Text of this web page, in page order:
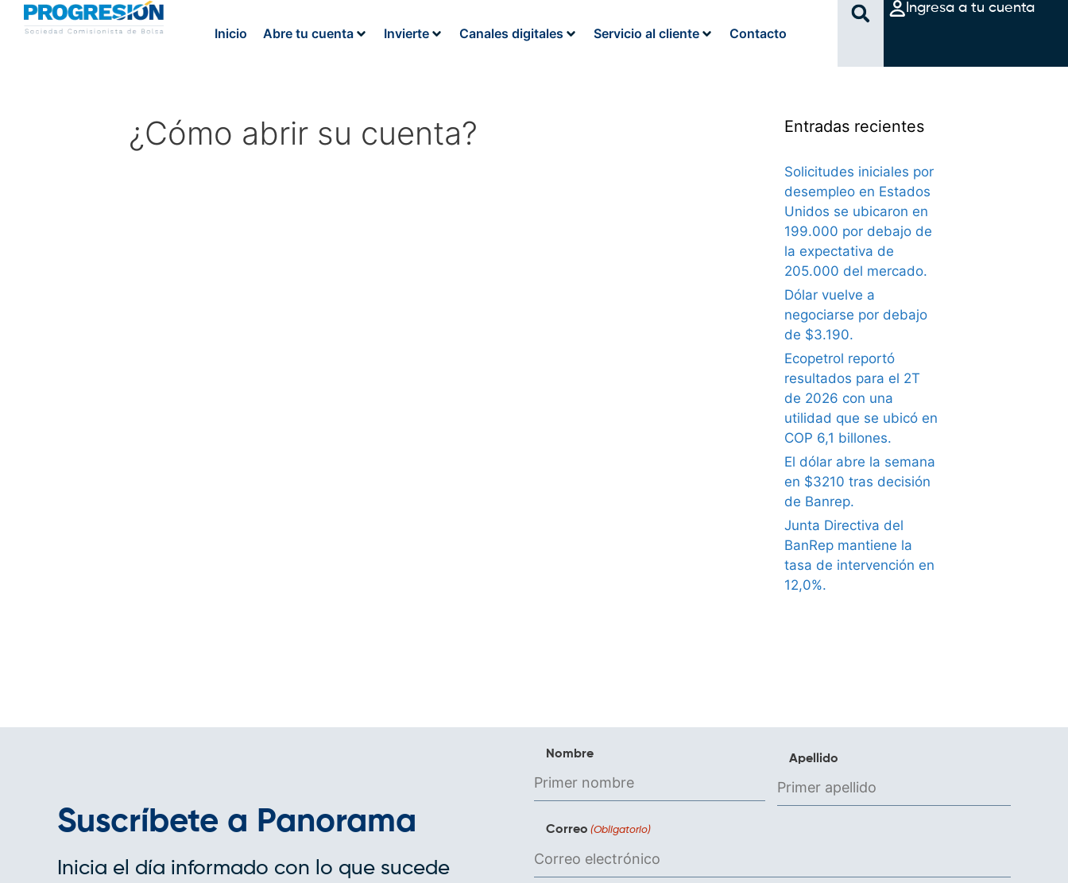
Inicio Abre tu cuenta Invierte Canales digitales Servicio al cliente Contacto
Ingresa a tu cuenta
¿Cómo abrir su cuenta? Entradas recientes
Solicitudes iniciales por
desempleo en Estados
Unidos se ubicaron en
199.000 por debajo de
la expectativa de
205.000 del mercado.
Dólar vuelve a
negociarse por debajo
de $3.190.
Ecopetrol reportó
resultados para el 2T
de 2026 con una
utilidad que se ubicó en
COP 6,1 billones.
El dólar abre la semana
en $3210 tras decisión
de Banrep.
Junta Directiva del
BanRep mantiene la
tasa de intervención en
12,0%.
males ephedrine
dysfunction
erectile dysfunction
treatment low libido
Suscríbete a Panorama
Inicia el día informado con lo que sucede
Nombre Apellido
Correo (Obligatorio)